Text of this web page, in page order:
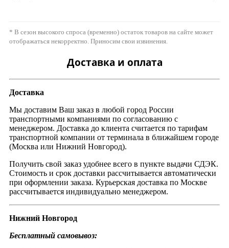
* В сезон высокого спроса (временно) остаток товаров на сайте может
отображаться некорректно. Приносим свои извинения.
Доставка и оплата
Доставка
Мы доставим Ваш заказ в любой город России
транспортными компаниями по согласованию с
менеджером. Доставка до клиента считается по тарифам
транспортной компании от терминала в ближайшем городе
(Москва или Нижний Новгород).
Получить свой заказ удобнее всего в пункте выдачи СДЭК.
Стоимость и срок доставки рассчитывается автоматически
при оформлении заказа. Курьерская доставка по Москве
рассчитывается индивидуально менеджером.
Нижний Новгород
Бесплатный самовывоз: